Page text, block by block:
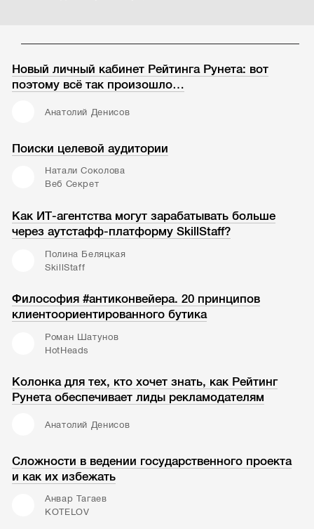
Новый личный кабинет Рейтинга Рунета: вот
поэтому всё так произошло…
Анатолий Денисов
Поиски целевой аудитории
Натали Соколова
Веб Секрет
Как ИТ-агентства могут зарабатывать больше
через аутстафф-платформу SkillStaff?
Полина Беляцкая
SkillStaff
Философия #антиконвейера. 20 принципов
клиентоориентированного бутика
Роман Шатунов
HotHeads
Колонка для тех, кто хочет знать, как Рейтинг
Рунета обеспечивает лиды рекламодателям
Анатолий Денисов
Сложности в ведении государственного проекта
и как их избежать
Анвар Тагаев
KOTELOV